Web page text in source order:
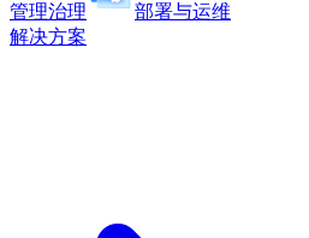
管理治理
部署与运维
解决方案